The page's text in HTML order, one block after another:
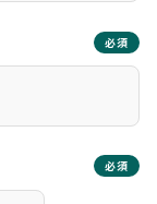
必須
必須